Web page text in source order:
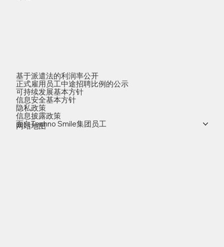
基于派遣法的利润率公开
正式雇用员工中途招聘比例的公示
可持续发展基本方针
信息安全基本方针
隐私政策
信息披露政策
面向Techno Smile集团员工
网站地图